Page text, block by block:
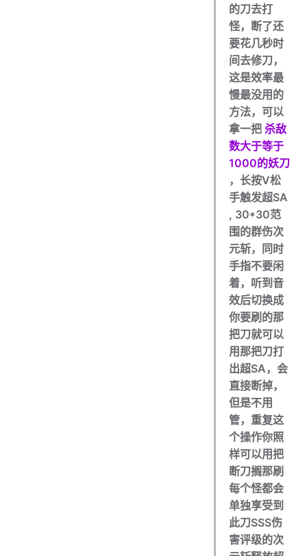
的刀去打
怪，断了还
要花几秒时
间去修刀，
这是效率最
慢最没用的
方法，可以
拿一把杀敌
数大于等于
1000的妖刀
，长按V松
手触发超SA
, 30*30范
围的群伤次
元斩，同时
手指不要闲
着，听到音
效后切换成
你要刷的那
把刀就可以
用那把刀打
出超SA，会
直接断掉，
但是不用
管，重复这
个操作你照
样可以用把
断刀搁那刷
每个怪都会
单独享受到
此刀SSS伤
害评级的次